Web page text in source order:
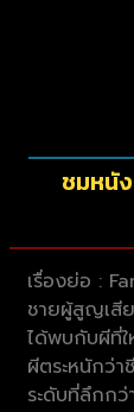
ชมหนั
เรื่องย่อ :
ชายผู้สูญเสี
ได้พบกับผีที่
ผีตระหนักว่า
ระดับที่ลึกกว่